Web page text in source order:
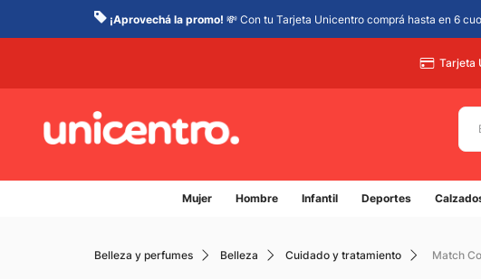
¡Aprovechá la promo! 💸 Con tu Tarjeta Unicentro comprá hasta en 6
Tarjeta
Mujer Hombre Infantil Deportes
Belleza y perfumes Belleza Cuidado y tratamiento Match
Términos más